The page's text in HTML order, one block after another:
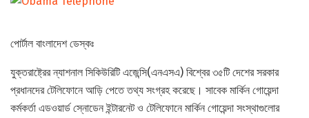
পোর্টাল বাংলাদেশ ডেস্কঃ
যুক্তরাষ্ট্রের ন্যাশনাল সিকিউরিটি এজেন্সি(এনএসএ) বিশ্বের ৩৫টি দেশের সরকার
প্রধানদের টেলিফোনে আড়ি পেতে তথ্য সংগ্রহ করেছে। সাবেক মার্কিন গোয়েন্দা
কর্মকর্তা এডওয়ার্ড স্নোডেন ইন্টারনেট ও টেলিফোনে মার্কিন গোয়েন্দা সংস্থাগুলোর